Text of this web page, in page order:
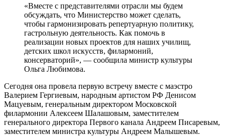
«Вместе с представителями отрасли мы будем
обсуждать, что Министерство может сделать,
чтобы гармонизировать репертуарную политику,
гастрольную деятельность. Как помочь в
реализации новых проектов для наших училищ,
детских школ искусств, филармоний,
консерваторий», — сообщила министр культуры
Ольга Любимова.
Сегодня она провела первую встречу вместе с маэстро
Валерием Гергиевым, народным артистом РФ Денисом
Мацуевым, генеральным директором Московской
филармонии Алексеем Шалашовым, заместителем
генерального директора Первого канала Андреем Писаревым,
заместителем министра культуры Андреем Малышевым.